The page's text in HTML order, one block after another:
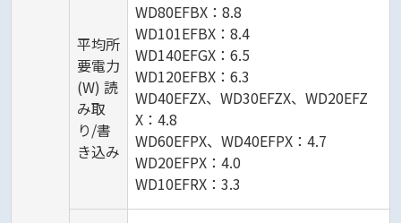
平均所
要電力
(W) 読
み取
り/書
き込み
WD80EFBX：8.8
WD101EFBX：8.4
WD140EFGX：6.5
WD120EFBX：6.3
WD40EFZX、WD30EFZX、WD20EFZ
X：4.8
WD60EFPX、WD40EFPX：4.7
WD20EFPX：4.0
WD10EFRX：3.3